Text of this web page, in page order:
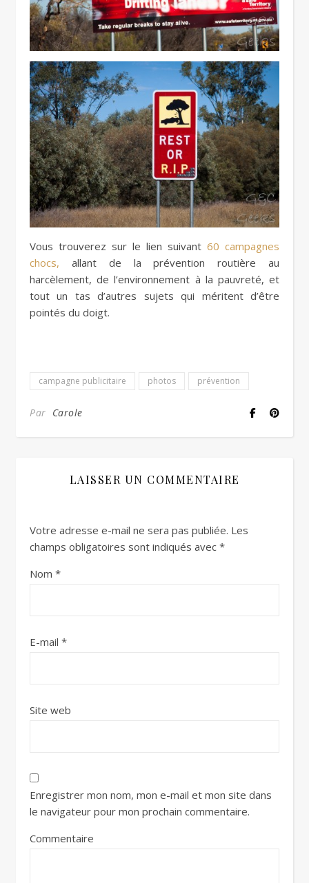
Vous trouverez sur le lien suivant 60 campagnes
chocs, allant de la prévention routière au
harcèlement, de l’environnement à la pauvreté, et
tout un tas d’autres sujets qui méritent d’être
pointés du doigt.
campagne publicitaire photos prévention
Par Carole
LAISSER UN COMMENTAIRE
Votre adresse e-mail ne sera pas publiée. Les
champs obligatoires sont indiqués avec *
Nom *
E-mail *
Site web
Enregistrer mon nom, mon e-mail et mon site dans
le navigateur pour mon prochain commentaire.
Commentaire